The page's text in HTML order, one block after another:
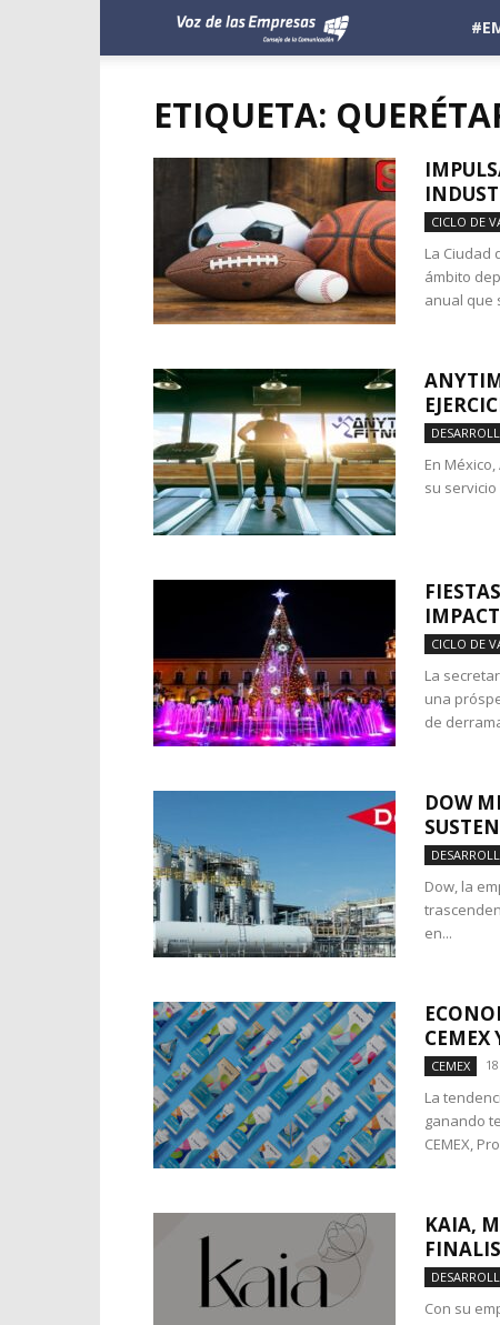
las
Empresas
ETIQUETA:
CICLO DE
La Ciudad
ámbito
anual que
En
su
CICLO DE
La
una
de
DOW
Dow, la
en...
CEMEX
CEMEX
La
ganando
CEMEX,
KAIA,
Con su